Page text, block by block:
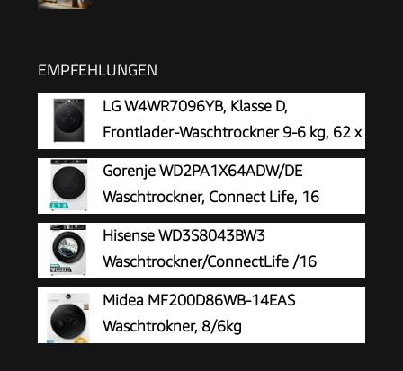
EMPFEHLUNGEN
LG W4WR7096YB, Klasse D,
Frontlader-Waschtrockner 9-6 kg, 62 x
60 x 85 cm, Wi-Fi, AI Direct Drive,
Tiefenreinigung mit Dampf, TurboWash 360,
Große Kapazität, Außentür aus gehärtetem Glas,
Weiß
Gorenje WD2PA1X64ADW/DE
Waschtrockner, Connect Life, 16
Programme, 10,5 kg waschen, 6kg
trocknen, 54 Liter, 1400 U/min, Total AquaStop,
Inverter PowerDrive Motor, AllergySteam,
Wash&Dry 60', A-20%
Hisense WD3S8043BW3
Waschtrockner/ConnectLife /16
Programme /8 KG, 54 Liter /1400
U/min/Dampffunktion/JetWash/Anti-Allergie
Program/Auto Program/Eco Wash/Steam
Midea MF200D86WB-14EAS
Waschtrokner, 8/6kg